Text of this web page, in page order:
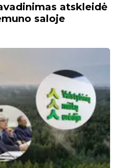
atskleidė
saloje